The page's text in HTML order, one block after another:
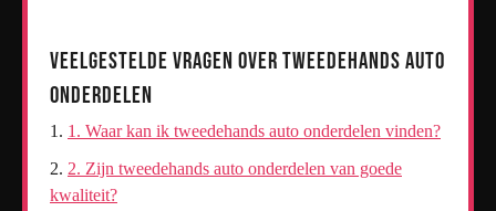
Veelgestelde Vragen over Tweedehands Auto
Onderdelen
1. Waar kan ik tweedehands auto onderdelen vinden?
2. Zijn tweedehands auto onderdelen van goede
kwaliteit?